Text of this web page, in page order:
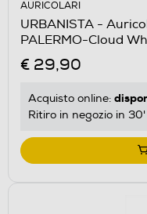
AURICOLARI
URBANISTA -
PALERMO-Cloud
€ 29,90
Acquisto online:
Ritiro in negozio in